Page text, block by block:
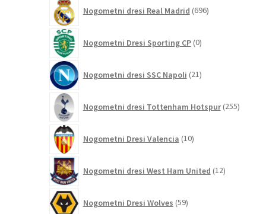
Nogometni dresi Real Madrid 696izdelkov
Nogometni Dresi Sporting CP 0izdelkov
Nogometni dresi SSC Napoli 21izdelkov
Nogometni dresi Tottenham Hotspur 255
Nogometni Dresi Valencia 10izdelkov
Nogometni dresi West Ham United 12izdelkov
Nogometni Dresi Wolves 59izdelkov